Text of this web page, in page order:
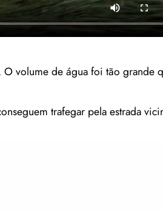
O volume de água foi tão grande
trafegar pela estrada